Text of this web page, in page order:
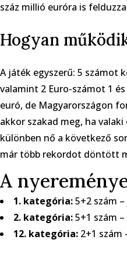
száz millió euróra is
Hogyan
A játék egyszerű: 5 számot
valamint 2 Euro-számot 1
euró, de Magyarországon
akkor szakad meg, ha
különben nő a következő
már több rekordot döntött
A
1. kategória:5+2 szám
2. kategória:5+1 szám
12. kategória: 2+1 szám